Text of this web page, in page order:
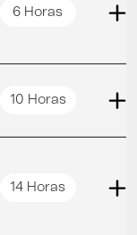
6 Horas
10 Horas
14 Horas